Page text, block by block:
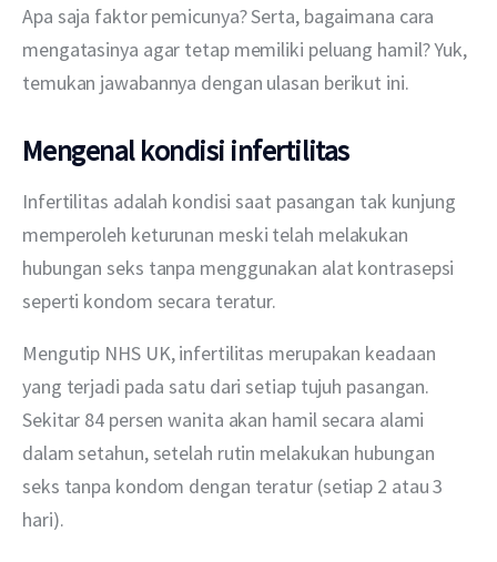
Apa saja faktor pemicunya? Serta, bagaimana cara
mengatasinya agar tetap memiliki peluang hamil? Yuk,
temukan jawabannya dengan ulasan berikut ini.
Mengenal kondisi infertilitas
Infertilitas adalah kondisi saat pasangan tak kunjung
memperoleh keturunan meski telah melakukan
hubungan seks tanpa menggunakan alat kontrasepsi
seperti kondom secara teratur.
Mengutip NHS UK, infertilitas merupakan keadaan
yang terjadi pada satu dari setiap tujuh pasangan.
Sekitar 84 persen wanita akan hamil secara alami
dalam setahun, setelah rutin melakukan hubungan
seks tanpa kondom dengan teratur (setiap 2 atau 3
hari).